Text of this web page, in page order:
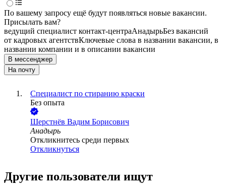
По вашему запросу ещё будут появляться новые вакансии.
Присылать вам?
ведущий специалист контакт-центраАнадырьБез вакансий
от кадровых агентствКлючевые слова в названии вакансии, в
названии компании и в описании вакансии
В мессенджер
На почту
Специалист по стиранию краски
Без опыта
Шерстнёв Вадим Борисович
Анадырь
Откликнитесь среди первых
Откликнуться
Другие пользователи ищут